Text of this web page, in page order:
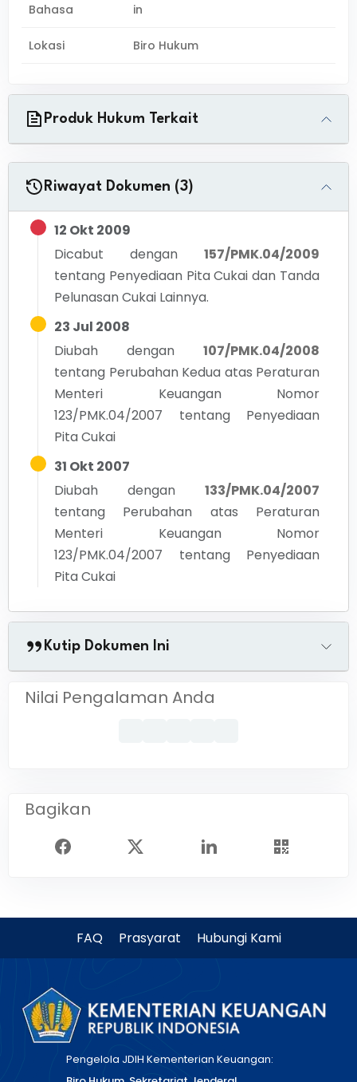
Bahasa in
Lokasi Biro Hukum
Produk Hukum Terkait
Riwayat Dokumen (3)
12 Okt 2009
Dicabut dengan
157/PMK.04/2009
tentang Penyediaan Pita Cukai dan Tanda
Pelunasan Cukai Lainnya.
23 Jul 2008
Diubah dengan
107/PMK.04/2008
tentang Perubahan Kedua atas Peraturan
Menteri Keuangan Nomor
123/PMK.04/2007 tentang Penyediaan
Pita Cukai
31 Okt 2007
Diubah dengan
133/PMK.04/2007
tentang Perubahan atas Peraturan
Menteri Keuangan Nomor
123/PMK.04/2007 tentang Penyediaan
Pita Cukai
Kutip Dokumen Ini
Nilai Pengalaman Anda
Bagikan
FAQ Prasyarat Hubungi Kami
Pengelola JDIH Kementerian Keuangan: